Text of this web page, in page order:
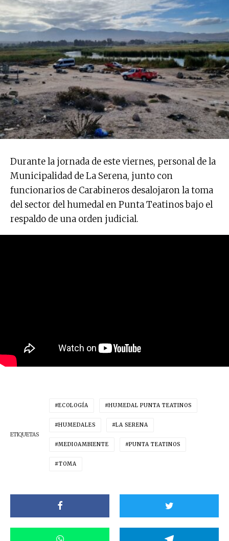
Durante la jornada de este viernes, personal de la
Municipalidad de La Serena, junto con
funcionarios de Carabineros desalojaron la toma
del sector del humedal en Punta Teatinos bajo el
respaldo de una orden judicial.
ETIQUETAS
ECOLOGÍA HUMEDAL PUNTA TEATINOS
HUMEDALES LA SERENA
MEDIOAMBIENTE PUNTA TEATINOS
TOMA